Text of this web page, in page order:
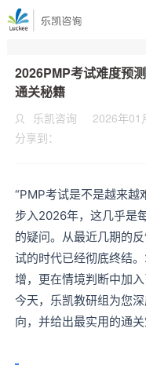
2026PMP考试难度预
通关秘籍
乐凯咨询
2026年01
分享到：
“PMP考试是不是越来越
步入2026年，这几乎是
的疑问。从最近几期的
试的时代已经彻底终结
增，更在情境判断中加入
今天，乐凯教研组为您
向，并给出最实用的通关